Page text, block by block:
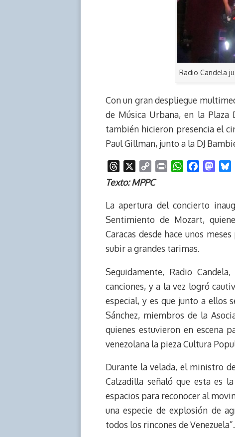
Radio Candela
Con un gran despliegue
de Música Urbana, en la Plaza
también hicieron presencia el
Paul Gillman, junto a la DJ
h
e
d
s
o
y
i
n
k
n
W
t
A
p
p
e
o
o
M
t
d
o
e
s
k
y
Texto: MPPC
La apertura del concierto
Sentimiento de Mozart,
Caracas desde hace unos
subir a grandes tarimas.
Seguidamente, Radio
canciones, y a la vez logró
especial, y es que junto a ellos
Sánchez, miembros de la
quienes estuvieron en escena
venezolana la pieza Cultura
Durante la velada, el ministro
Calzadilla señaló que esta es
espacios para reconocer al
una especie de explosión de
todos los rincones de Venezuela”.